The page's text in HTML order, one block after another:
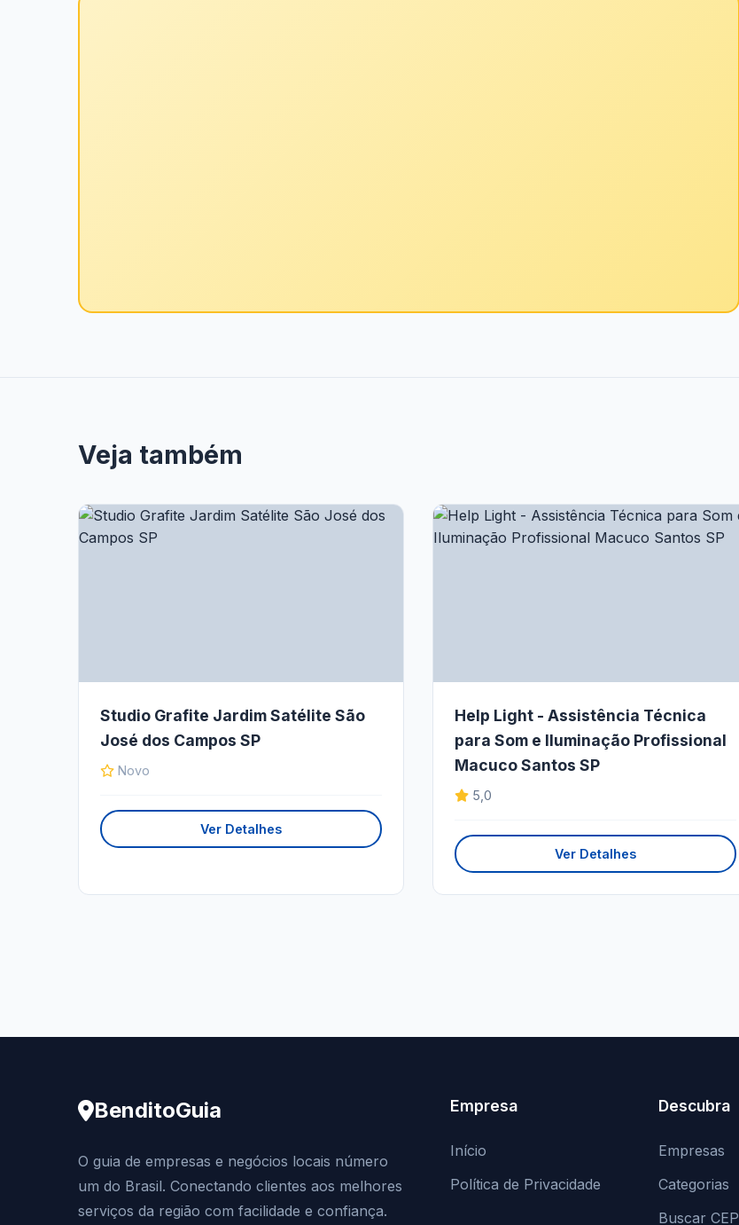
Veja também
Studio Grafite Jardim Satélite São
José dos Campos SP
Novo
Ver Detalhes
Help Light - Assistência Técnica
para Som e Iluminação Profissional
Macuco Santos SP
5,0
Ver Detalhes
BenditoGuia
O guia de empresas e negócios locais número
um do Brasil. Conectando clientes aos melhores
serviços da região com facilidade e confiança.
Empresa
Início
Política de Privacidade
Descubra
Empresas
Categorias
Buscar CEP